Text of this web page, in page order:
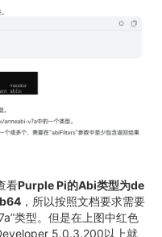
看Purple Pi的Abi类型为de
，所以按照文档要求需要
类型。但是在上图中红色
5.0.3.200以上就